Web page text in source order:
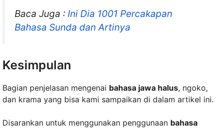
Baca Juga : Ini Dia 1001 Percakapan
Bahasa Sunda dan Artinya
Kesimpulan
Bagian penjelasan mengenai bahasa jawa halus, ngoko,
dan krama yang bisa kami sampaikan di dalam artikel ini.
Disarankan untuk menggunakan penggunaan bahasa